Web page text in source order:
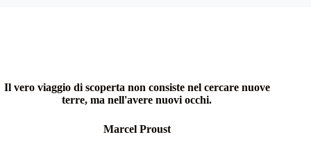
Il vero viaggio di scoperta non consiste nel cercare nuove
terre, ma nell'avere nuovi occhi.
Marcel Proust